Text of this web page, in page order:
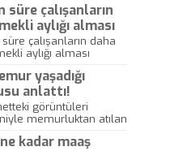
süre çalışanların
aylığı alması
sonlanıyor!
çalışanların daha
aylığı alması
2015 yılı programına
aylığı
değişecek,
yüksek emekli
alacak.
yaşadığı
anlattı!
görüntüleri
memurluktan atılan
ifşa eden AYM
kadar maaş